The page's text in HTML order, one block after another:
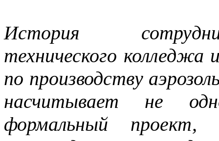
История
технического
по производству
насчитывает не
формальный